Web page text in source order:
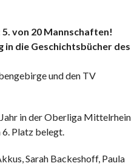
5. von 20 Mannschaften!
die Geschichtsbücher des
und den TV
in der Oberliga Mittelrhein
Platz belegt.
Sarah Backeshoff, Paula